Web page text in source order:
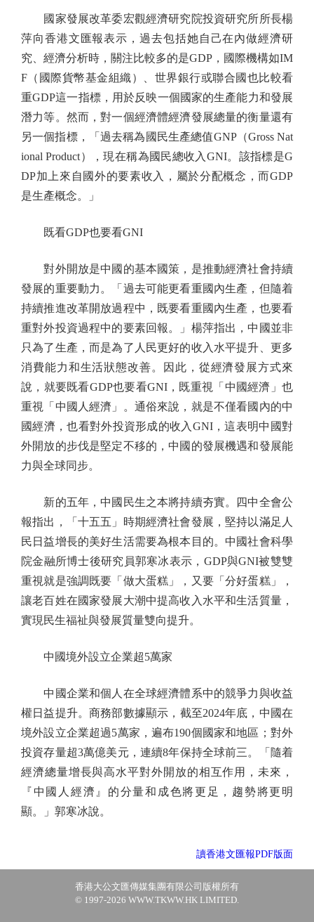
國家發展改革委宏觀經濟研究院投資研究所所長楊
萍向香港文匯報表示，過去包括她自己在內做經濟研
究、經濟分析時，關注比較多的是GDP，國際機構如IM
F（國際貨幣基金組織）、世界銀行或聯合國也比較看
重GDP這一指標，用於反映一個國家的生產能力和發展
潛力等。然而，對一個經濟體經濟發展總量的衡量還有
另一個指標，「過去稱為國民生產總值GNP（Gross Nat
ional Product），現在稱為國民總收入GNI。該指標是G
DP加上來自國外的要素收入，屬於分配概念，而GDP
是生產概念。」
既看GDP也要看GNI
對外開放是中國的基本國策，是推動經濟社會持續
發展的重要動力。「過去可能更看重國內生產，但隨着
持續推進改革開放過程中，既要看重國內生產，也要看
重對外投資過程中的要素回報。」楊萍指出，中國並非
只為了生產，而是為了人民更好的收入水平提升、更多
消費能力和生活狀態改善。因此，從經濟發展方式來
說，就要既看GDP也要看GNI，既重視「中國經濟」也
重視「中國人經濟」。通俗來說，就是不僅看國內的中
國經濟，也看對外投資形成的收入GNI，這表明中國對
外開放的步伐是堅定不移的，中國的發展機遇和發展能
力與全球同步。
新的五年，中國民生之本將持續夯實。四中全會公
報指出，「十五五」時期經濟社會發展，堅持以滿足人
民日益增長的美好生活需要為根本目的。中國社會科學
院金融所博士後研究員郭寒冰表示，GDP與GNI被雙雙
重視就是強調既要「做大蛋糕」，又要「分好蛋糕」，
讓老百姓在國家發展大潮中提高收入水平和生活質量，
實現民生福祉與發展質量雙向提升。
中國境外設立企業超5萬家
中國企業和個人在全球經濟體系中的競爭力與收益
權日益提升。商務部數據顯示，截至2024年底，中國在
境外設立企業超過5萬家，遍布190個國家和地區；對外
投資存量超3萬億美元，連續8年保持全球前三。「隨着
經濟總量增長與高水平對外開放的相互作用，未來，
『中國人經濟』的分量和成色將更足，趨勢將更明
顯。」郭寒冰說。
讀香港文匯報PDF版面
香港大公文匯傳媒集團有限公司版權所有
© 1997-2026 WWW.TKWW.HK LIMITED.